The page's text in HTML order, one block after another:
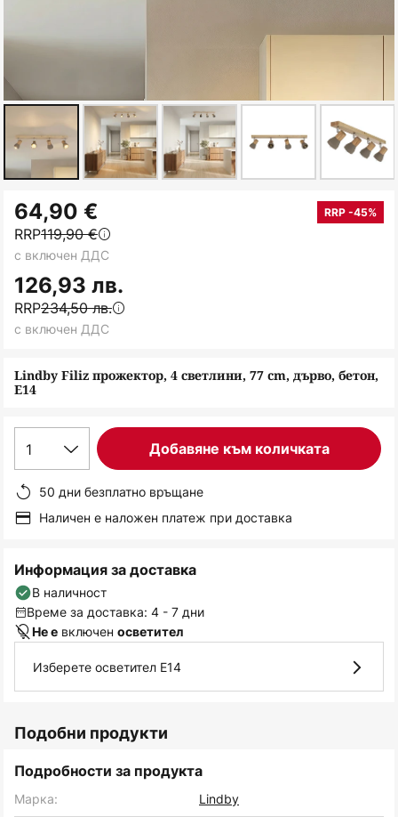
към
началото
на
галерия
със
снимки
Lindby Filiz прожектор, 4 светлини, 77 cm, дърво, бетон,
E14
64,90 € RRP -45%
RRP119,90 €
126,93 лв.
RRP234,50 лв.
с включен ДДС
с включен ДДС
1 Добавяне към количката
50 дни безплатно връщане
Наличен е наложен платеж при доставка
Информация за доставка
В наличност
Време за доставка: 4 - 7 дни
Не е включен осветител
Изберете осветител E14
Подобни продукти
Подробности за продукта
Марка:
Lindby